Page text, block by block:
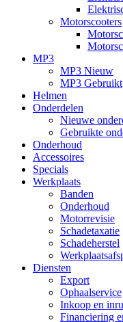
Motorscooters
MP3
MP3 Nieuw
MP3 Gebruikt
Helmen
Onderdelen
Nieuwe
Gebruikte
Onderhoud
Accessoires
Specials
Werkplaats
Banden
Onderhoud
Motorrevisie
Schadetaxatie
Schadeherstel
Diensten
Export
Ophaalservice
Inkoop en
Financiering